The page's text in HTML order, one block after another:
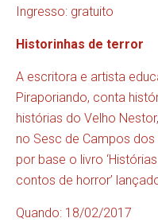
Ingresso: gratuito
Historinhas de terror
A escritora e artista
Piraporiando, conta
histórias do Velho
no Sesc de Campos
por base o livro
contos de horror’
Quando: 18/02/2017